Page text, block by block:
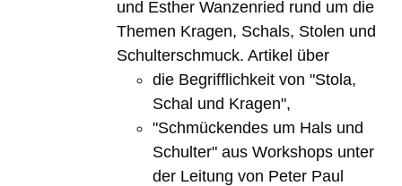
und Esther Wanzenried rund um die
Themen Kragen, Schals, Stolen und
Schulterschmuck. Artikel über
die Begrifflichkeit von "Stola,
Schal und Kragen",
"Schmückendes um Hals und
Schulter" aus Workshops unter
der Leitung von Peter Paul